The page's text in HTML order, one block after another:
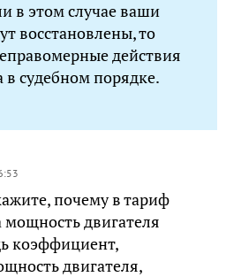
в этом случае ваши
восстановлены, то
действия
в судебном порядке.
почему в тариф
двигателя
коэффициент,
двигателя,